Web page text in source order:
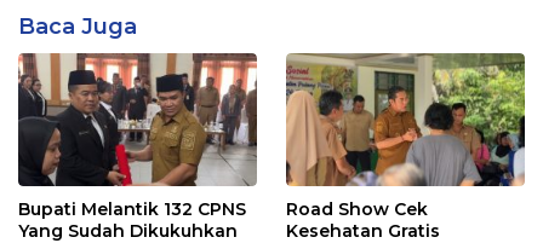
Baca Juga
Bupati Melantik 132 CPNS
Yang Sudah Dikukuhkan
Road Show Cek
Kesehatan Gratis